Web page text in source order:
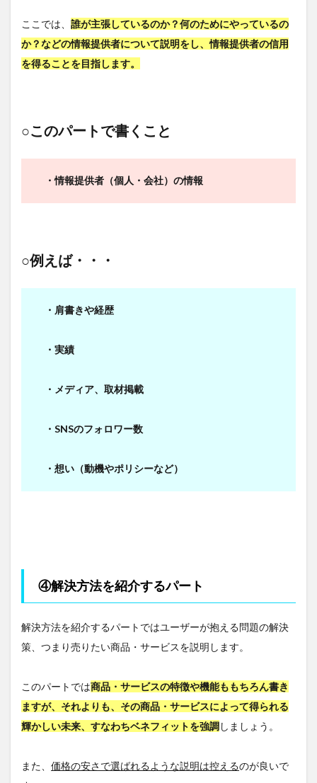
ここでは、 誰が主張しているのか？何のためにやっているの
か？などの情報提供者について説明をし、情報提供者の信用
を得ることを目指します。
○このパートで書くこと
・情報提供者（個人・会社）の情報
○例えば・・・
・肩書きや経歴
・実績
・メディア、取材掲載
・SNSのフォロワー数
・想い（動機やポリシーなど）
④解決方法を紹介するパート
解決方法を紹介するパートではユーザーが抱える問題の解決
策、つまり売りたい商品・サービスを説明します。
このパートでは商品・サービスの特徴や機能ももちろん書き
ますが、それよりも、その商品・サービスによって得られる
輝かしい未来、すなわちベネフィットを強調しましょう。
また、 価格の安さで選ばれるような説明は控えるのが良いで